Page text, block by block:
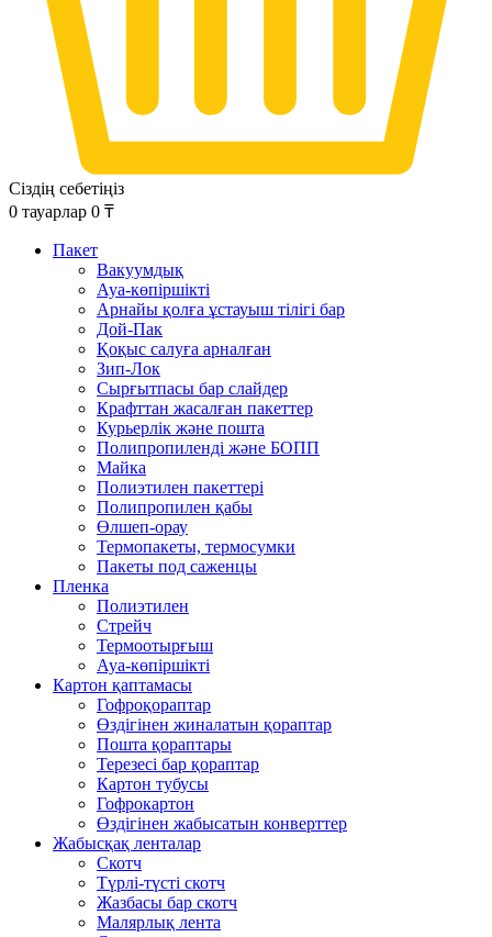
Сіздің себетіңіз
0 тауарлар 0 ₸
Пакет
Вакуумдық
Ауа-көпіршікті
Арнайы қолға ұстауыш тілігі бар
Дой-Пак
Қоқыс салуға арналған
Зип-Лок
Сырғытпасы бар слайдер
Крафттан жасалған пакеттер
Курьерлік және пошта
Полипропиленді және БОПП
Майка
Полиэтилен пакеттері
Полипропилен қабы
Өлшеп-орау
Термопакеты, термосумки
Пакеты под саженцы
Пленка
Полиэтилен
Стрейч
Термоотырғыш
Ауа-көпіршікті
Картон қаптамасы
Гофроқораптар
Өздігінен жиналатын қораптар
Пошта қораптары
Терезесі бар қораптар
Картон тубусы
Гофрокартон
Өздігінен жабысатын конверттер
Жабысқақ ленталар
Скотч
Түрлі-түсті скотч
Жазбасы бар скотч
Малярлық лента